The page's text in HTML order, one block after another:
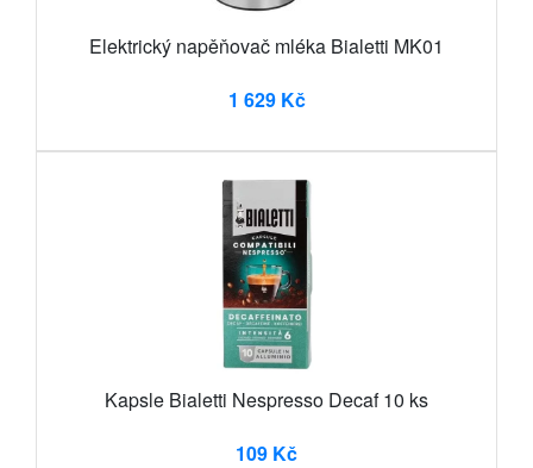
Elektrický napěňovač mléka Bialetti MK01
1 629 Kč
Kapsle Bialetti Nespresso Decaf 10 ks
109 Kč